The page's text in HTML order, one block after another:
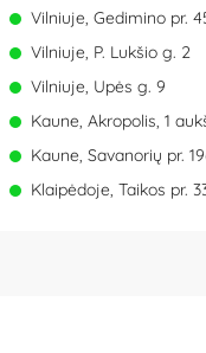
Vilniuje, Gedimino pr.
Vilniuje, P. Lukšio g. 2
Vilniuje, Upės g. 9
Kaune, Akropolis, 1
Kaune, Savanorių pr.
Klaipėdoje, Taikos pr.